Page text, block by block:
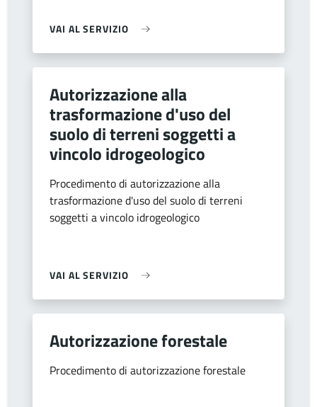
VAI AL SERVIZIO
Autorizzazione alla
trasformazione d'uso del
suolo di terreni soggetti a
vincolo idrogeologico
Procedimento di autorizzazione alla
trasformazione d'uso del suolo di terreni
soggetti a vincolo idrogeologico
VAI AL SERVIZIO
Autorizzazione forestale
Procedimento di autorizzazione forestale